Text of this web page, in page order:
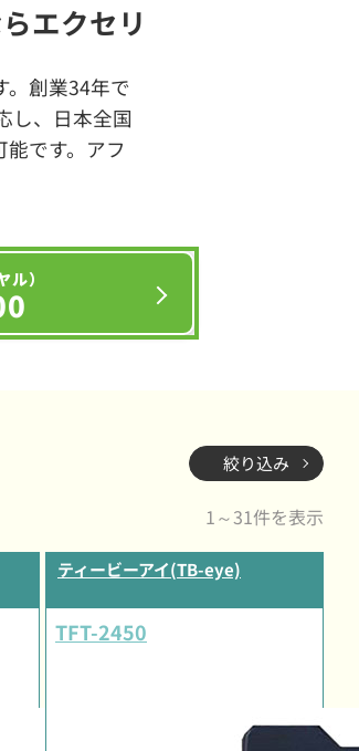
エクセリ
。創業34年で
し、日本全国
です。アフ
）
絞り込み
1～31件を表示
ティービーアイ(TB-eye)
TFT-2450